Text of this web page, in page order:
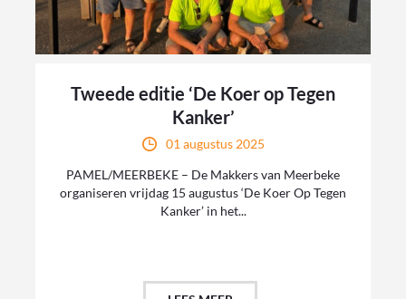
Tweede editie ‘De Koer op Tegen
Kanker’
01 augustus 2025
PAMEL/MEERBEKE – De Makkers van Meerbeke
organiseren vrijdag 15 augustus ‘De Koer Op Tegen
Kanker’ in het...